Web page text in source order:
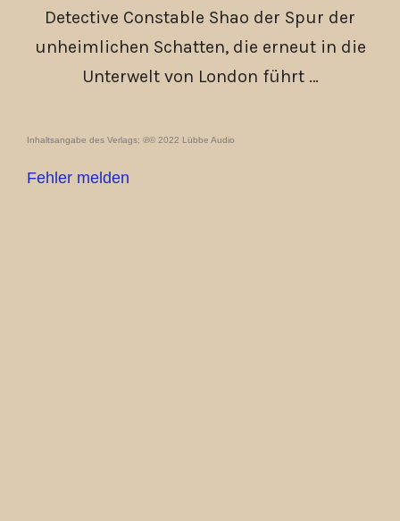
Detective Constable Shao der Spur der
unheimlichen Schatten, die erneut in die
Unterwelt von London führt …
Inhaltsangabe des Verlags; ℗© 2022 Lübbe Audio
Fehler melden